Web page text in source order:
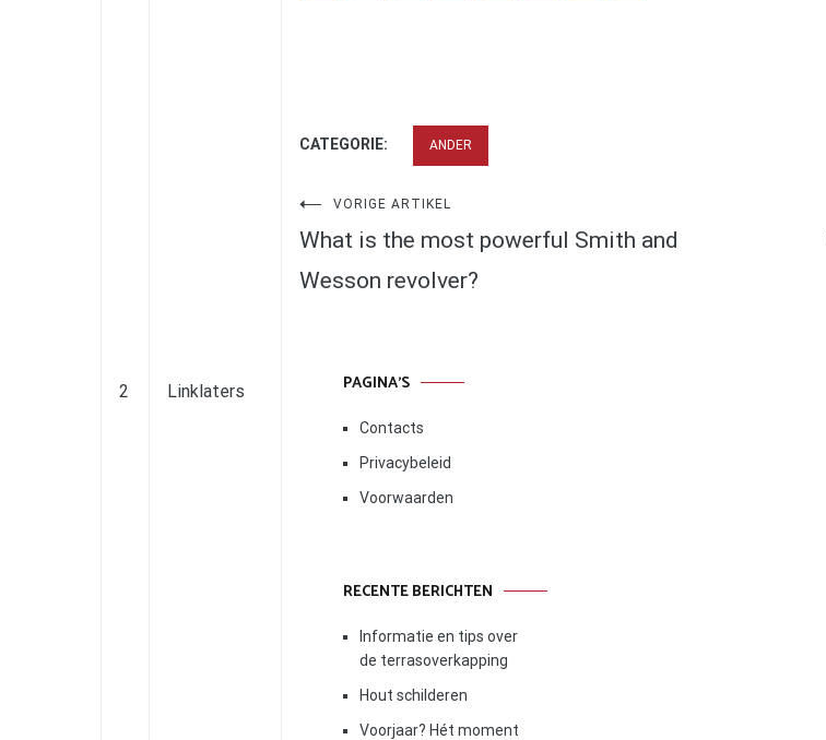
2 Linklaters
CATEGORIE: ANDER
Bericht
navigatie
VORIGE ARTIKEL
What is the most powerful Smith and
Wesson revolver?
PAGINA’S
Contacts
Privacybeleid
Voorwaarden
RECENTE BERICHTEN
Informatie en tips over
de terrasoverkapping
Hout schilderen
Voorjaar? Hét moment